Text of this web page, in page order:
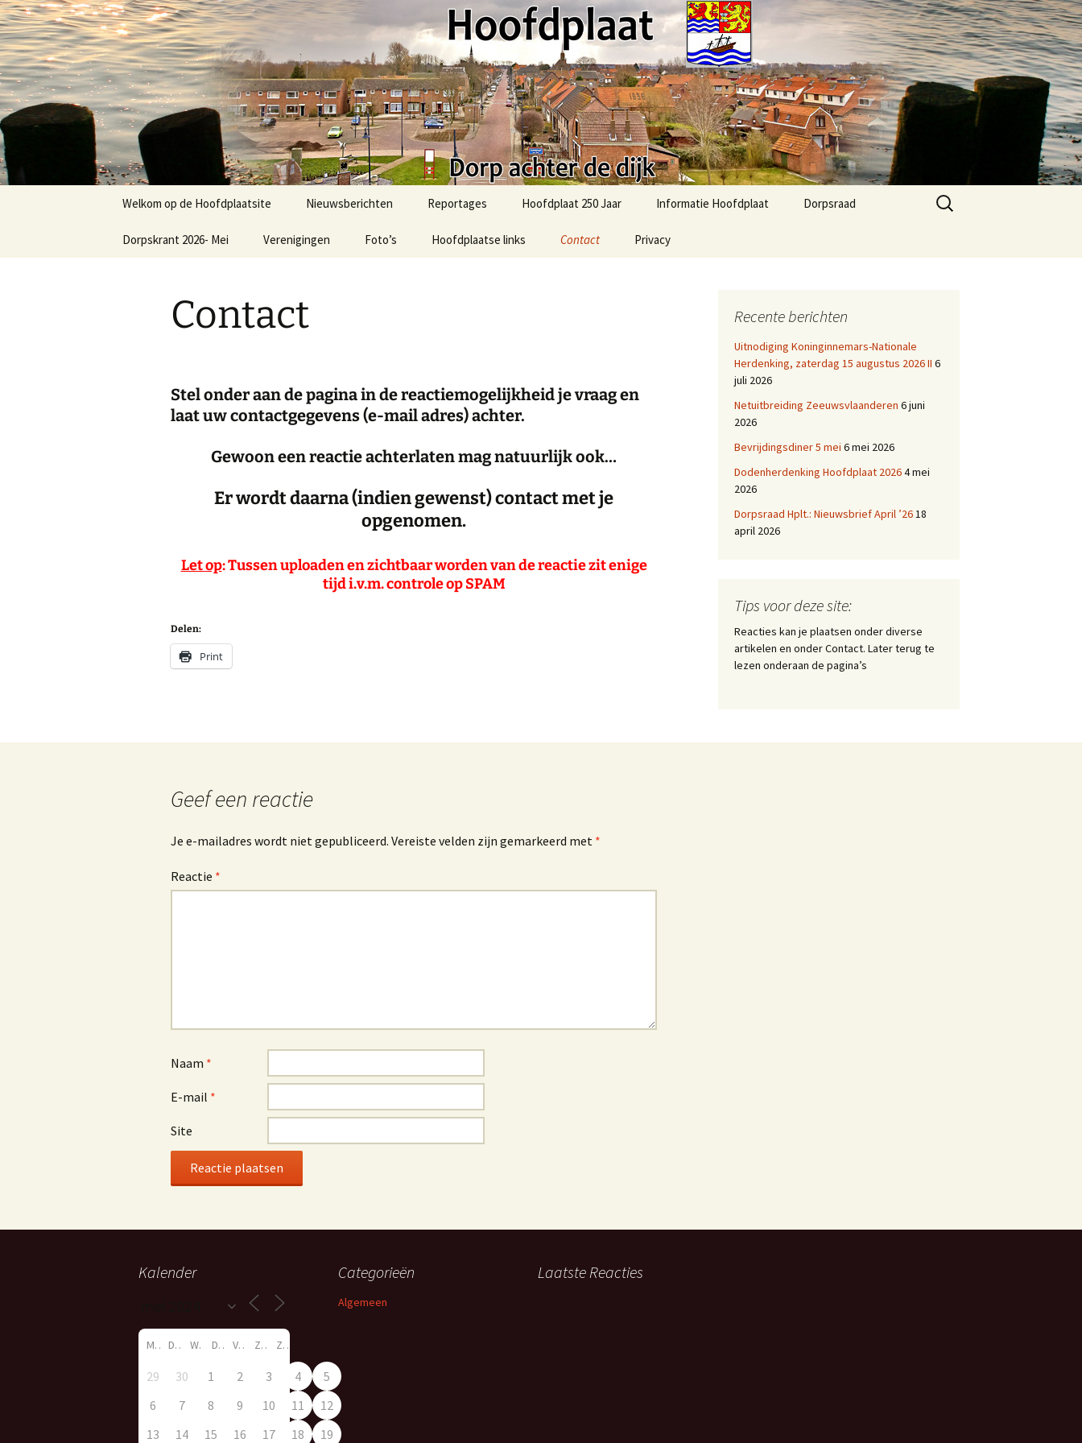
Ga
naar
de
inhoud
Hoofdplaat.com
Dorp achter de dijk
Welkom op de Hoofdplaatsite Nieuwsberichten
Nieuws
Reportages
51e Bevrijdingsmars-2025
Hoofdplaat 250 Jaar Informatie Hoofdplaat
Activiteiten Agenda
Hoofdplaat
Dorpsraad
Dorpsraad berichten
Agenda Dorphuis
Dorpskrant 2026- Mei Verenigingen Foto’s Hoofdplaatse links Contact Privacy
Zoeken
naar:
Contact
Stel onder aan de pagina in de reactiemogelijkheid je vraag en
laat uw contactgegevens (e-mail adres) achter.
Gewoon een reactie achterlaten mag natuurlijk ook…
Er wordt daarna (indien gewenst) contact met je
opgenomen.
Let op: Tussen uploaden en zichtbaar worden van de reactie zit enige
tijd i.v.m. controle op SPAM
Delen:
Print
Geef een reactie
Je e-mailadres wordt niet gepubliceerd. Vereiste velden zijn gemarkeerd met *
Reactie *
Naam *
E-mail *
Site
Recente berichten
Uitnodiging Koninginnemars-Nationale
Herdenking, zaterdag 15 augustus 2026 II 6
juli 2026
Netuitbreiding Zeeuwsvlaanderen 6 juni
2026
Bevrijdingsdiner 5 mei 6 mei 2026
Dodenherdenking Hoofdplaat 20264 mei
2026
Dorpsraad Hplt.: Nieuwsbrief April ’2618
april 2026
Tips voor deze site:
Reacties kan je plaatsen onder diverse
artikelen en onder Contact. Later terug te
lezen onderaan de pagina’s
Kalender
M D W D V Z Z
29 30 1 2 3 4
5
6
7 8 9 10 11
12
13
14 15 16 17 18 19
Categorieën
Algemeen
Laatste Reacties